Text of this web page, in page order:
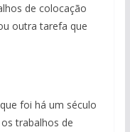
de colocação
outra tarefa que
foi há um século
trabalhos de